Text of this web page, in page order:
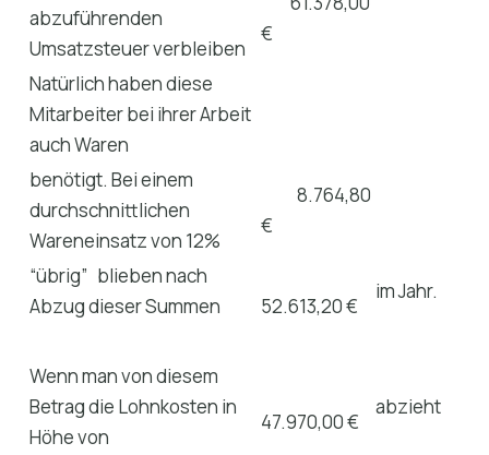
abzuführenden
Umsatzsteuer verbleiben
€
Natürlich haben diese
Mitarbeiter bei ihrer Arbeit
auch Waren
benötigt. Bei einem
durchschnittlichen
Wareneinsatz von 12%
8.764,80
€
“übrig” blieben nach
Abzug dieser Summen
52.613,20 €
im Jahr.
Wenn man von diesem
Betrag die Lohnkosten in
Höhe von
47.970,00 €
abzieht